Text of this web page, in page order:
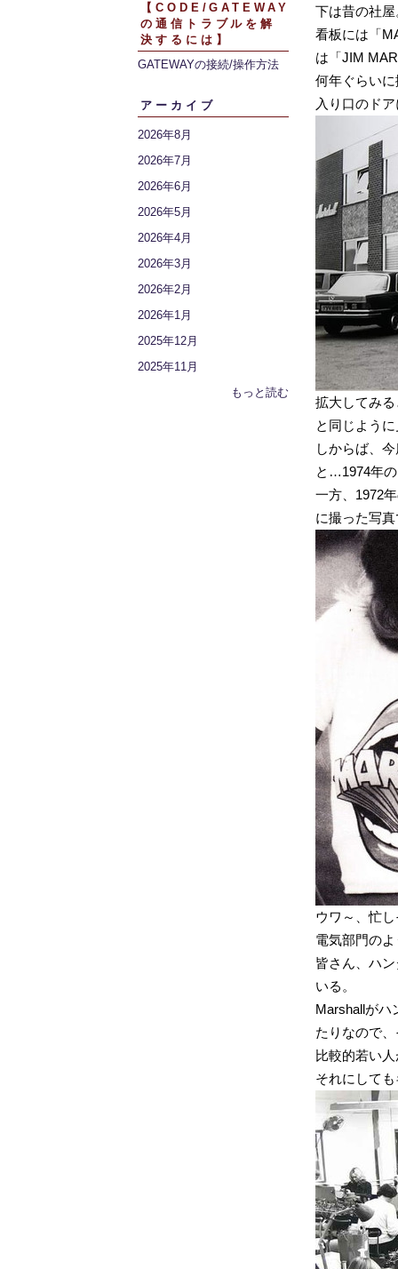
【CODE/GATEWAY
の通信トラブルを解
決するには】
GATEWAYの接続/操作方法
アーカイブ
2026年8月
2026年7月
2026年6月
2026年5月
2026年4月
2026年3月
2026年2月
2026年1月
2025年12月
2025年11月
もっと読む
下は昔の社屋
看板には「
は「JIM
何年ぐらい
入り口のド
拡大してみ
と同じよう
しからば、
と…1974年
一方、1972
に撮った写
ウワ～、忙
電気部門の
皆さん、ハ
いる。
Marshallがハ
たりなので
比較的若い
それにして